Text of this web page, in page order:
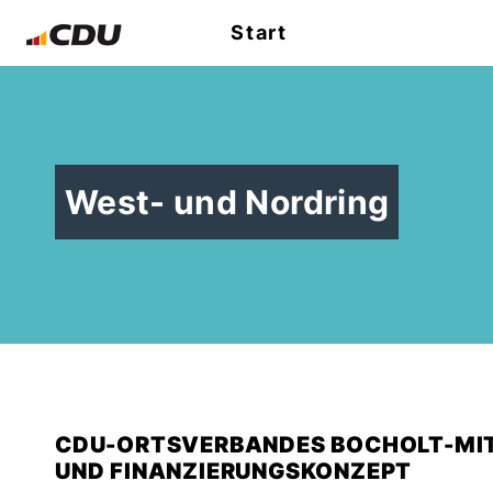
Start
West- und Nordring
CDU-ORTSVERBANDES BOCHOLT-
UND FINANZIERUNGSKONZEPT